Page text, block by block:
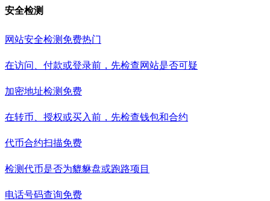
安全检测
网站安全检测 免费热门
在访问、付款或登录前，先检查网站是否可疑
加密地址检测 免费
在转币、授权或买入前，先检查钱包和合约
代币合约扫描免费
检测代币是否为貔貅盘或跑路项目
电话号码查询免费